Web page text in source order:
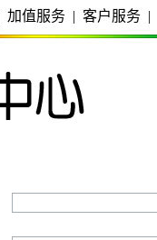
加值服务 | 客户服务 |